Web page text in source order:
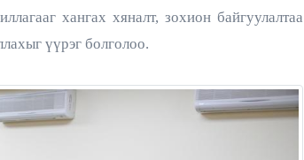
хангах хяналт, зохион байгуулалтаа
үүрэг болголоо.